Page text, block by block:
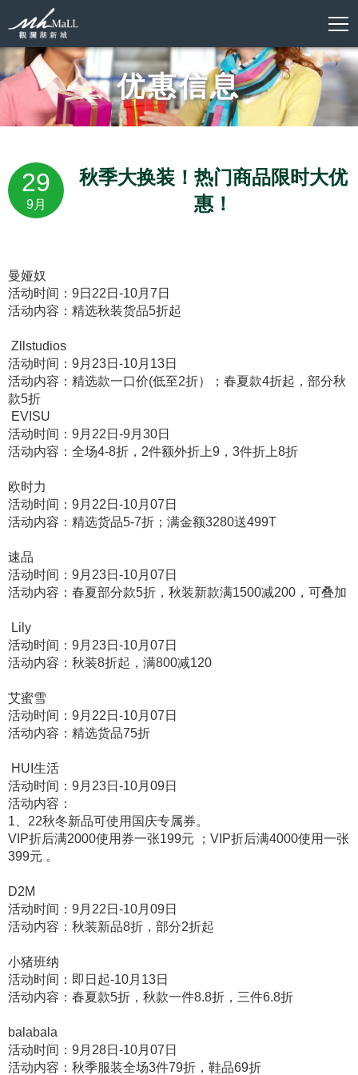
优惠信息
29
9月
秋季大换装！热门商品限时大优
惠！
曼娅奴
活动时间：9日22日-10月7日
活动内容：精选秋装货品5折起
Zllstudios
活动时间：9月23日-10月13日
活动内容：精选款一口价(低至2折）；春夏款4折起，部分秋
款5折
EVISU
活动时间：9月22日-9月30日
活动内容：全场4-8折，2件额外折上9，3件折上8折
欧时力
活动时间：9月22日-10月07日
活动内容：精选货品5-7折；满金额3280送499T
速品
活动时间：9月23日-10月07日
活动内容：春夏部分款5折，秋装新款满1500减200，可叠加
Lily
活动时间：9月23日-10月07日
活动内容：秋装8折起，满800减120
艾蜜雪
活动时间：9月22日-10月07日
活动内容：精选货品75折
HUI生活
活动时间：9月23日-10月09日
活动内容：
1、22秋冬新品可使用国庆专属券。
VIP折后满2000使用券一张199元 ；VIP折后满4000使用一张
399元 。
D2M
活动时间：9月22日-10月09日
活动内容：秋装新品8折，部分2折起
小猪班纳
活动时间：即日起-10月13日
活动内容：春夏款5折，秋款一件8.8折，三件6.8折
balabala
活动时间：9月28日-10月07日
活动内容：秋季服装全场3件79折，鞋品69折